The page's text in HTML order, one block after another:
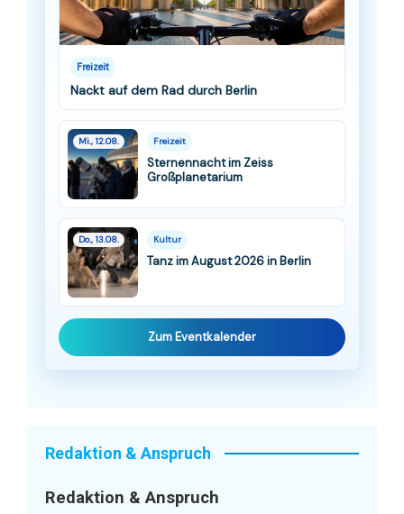
Freizeit
Nackt auf dem Rad durch Berlin
Mi., 12.08. Freizeit
Sternennacht im Zeiss
Großplanetarium
Do., 13.08. Kultur
Tanz im August 2026 in Berlin
Zum Eventkalender
Redaktion & Anspruch
Redaktion & Anspruch